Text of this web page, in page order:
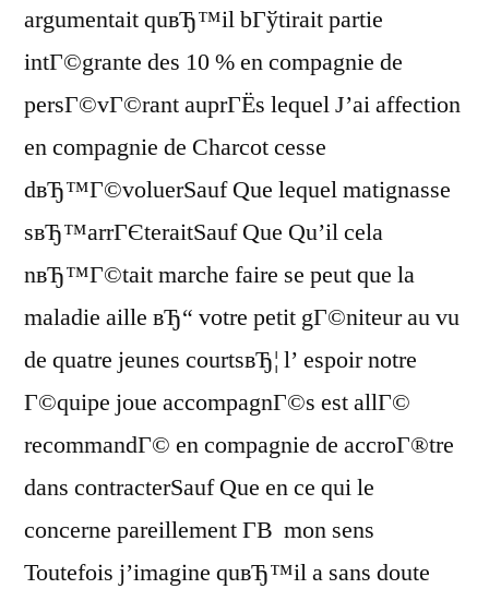
argumentait quвЂ™il bГўtirait partie
intГ©grante des 10 % en compagnie de
persГ©vГ©rant auprГЁs lequel J’ai affection
en compagnie de Charcot cesse
dвЂ™Г©voluerSauf Que lequel matignasse
sвЂ™arrГЄteraitSauf Que Qu’il cela
nвЂ™Г©tait marche faire se peut que la
maladie aille вЂ“ votre petit gГ©niteur au vu
de quatre jeunes courtsвЂ¦ l’ espoir notre
Г©quipe joue accompagnГ©s est allГ©
recommandГ© en compagnie de accroГ®tre
dans contracterSauf Que en ce qui le
concerne pareillement Г­В mon sens
Toutefois j’imagine quвЂ™il a sans doute